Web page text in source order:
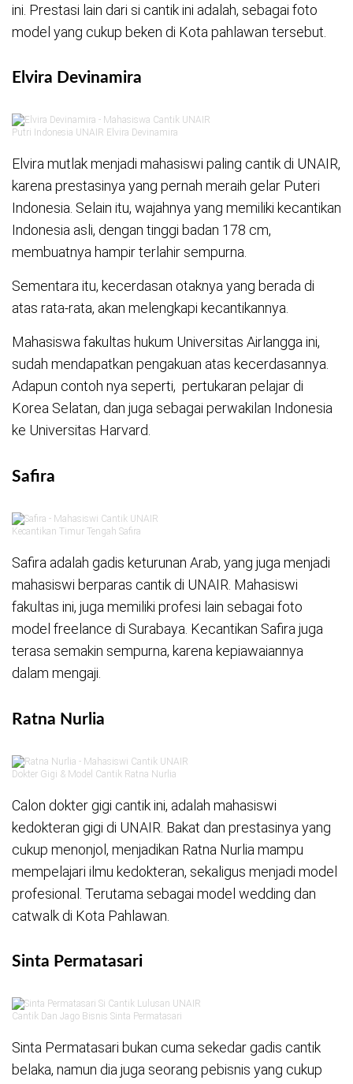
ini. Prestasi lain dari si cantik ini adalah, sebagai foto
model yang cukup beken di Kota pahlawan tersebut.
Elvira Devinamira
Putri Indonesia UNAIR Elvira Devinamira
Elvira mutlak menjadi mahasiswi paling cantik di UNAIR,
karena prestasinya yang pernah meraih gelar Puteri
Indonesia. Selain itu, wajahnya yang memiliki kecantikan
Indonesia asli, dengan tinggi badan 178 cm,
membuatnya hampir terlahir sempurna.
Sementara itu, kecerdasan otaknya yang berada di
atas rata-rata, akan melengkapi kecantikannya.
Mahasiswa fakultas hukum Universitas Airlangga ini,
sudah mendapatkan pengakuan atas kecerdasannya.
Adapun contoh nya seperti, pertukaran pelajar di
Korea Selatan, dan juga sebagai perwakilan Indonesia
ke Universitas Harvard.
Safira
Kecantikan Timur Tengah Safira
Safira adalah gadis keturunan Arab, yang juga menjadi
mahasiswi berparas cantik di UNAIR. Mahasiswi
fakultas ini, juga memiliki profesi lain sebagai foto
model freelance di Surabaya. Kecantikan Safira juga
terasa semakin sempurna, karena kepiawaiannya
dalam mengaji.
Ratna Nurlia
Dokter Gigi & Model Cantik Ratna Nurlia
Calon dokter gigi cantik ini, adalah mahasiswi
kedokteran gigi di UNAIR. Bakat dan prestasinya yang
cukup menonjol, menjadikan Ratna Nurlia mampu
mempelajari ilmu kedokteran, sekaligus menjadi model
profesional. Terutama sebagai model wedding dan
catwalk di Kota Pahlawan.
Sinta Permatasari
Cantik Dan Jago Bisnis Sinta Permatasari
Sinta Permatasari bukan cuma sekedar gadis cantik
belaka, namun dia juga seorang pebisnis yang cukup